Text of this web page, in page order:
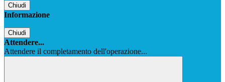
Chiudi
Informazione
Chiudi
Attendere...
Attendere il completamento dell'operazione...